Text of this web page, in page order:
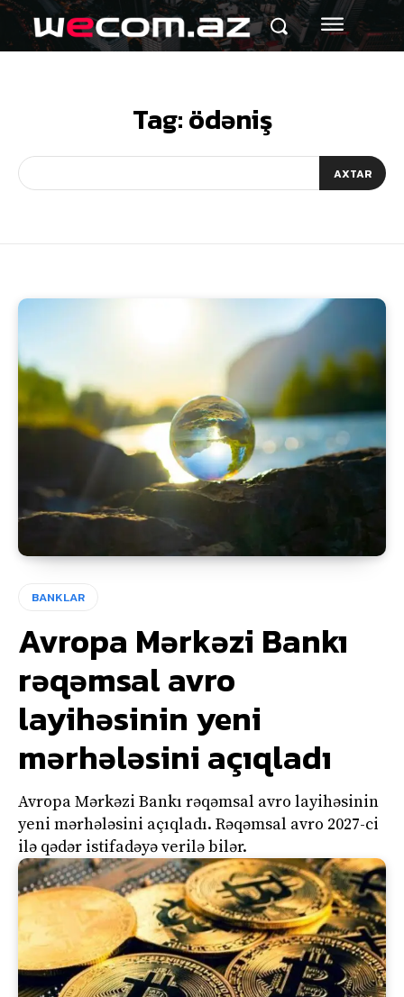
Tag:ödəniş
AXTAR
BANKLAR
Avropa Mərkəzi Bankı
rəqəmsal avro
layihəsinin yeni
mərhələsini açıqladı
Avropa Mərkəzi Bankı rəqəmsal avro layihəsinin
yeni mərhələsini açıqladı. Rəqəmsal avro 2027-ci
ilə qədər istifadəyə verilə bilər.